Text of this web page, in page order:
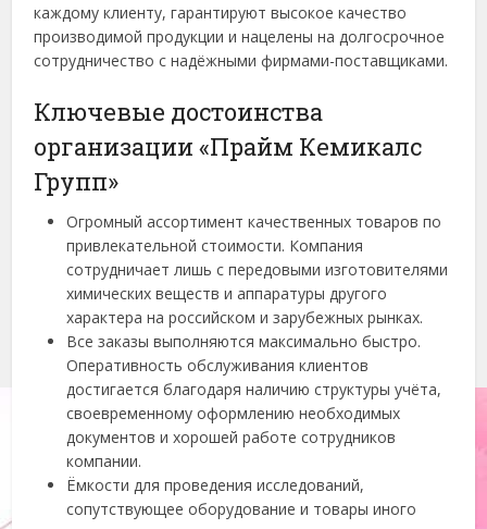
каждому клиенту, гарантируют высокое качество
производимой продукции и нацелены на долгосрочное
сотрудничество с надёжными фирмами-поставщиками.
Ключевые достоинства
организации «Прайм Кемикалс
Групп»
Огромный ассортимент качественных товаров по
привлекательной стоимости. Компания
сотрудничает лишь с передовыми изготовителями
химических веществ и аппаратуры другого
характера на российском и зарубежных рынках.
Все заказы выполняются максимально быстро.
Оперативность обслуживания клиентов
достигается благодаря наличию структуры учёта,
своевременному оформлению необходимых
документов и хорошей работе сотрудников
компании.
Ёмкости для проведения исследований,
сопутствующее оборудование и товары иного